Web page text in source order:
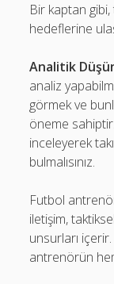
Bir kaptan gibi,
hedeflerine
Analitik
analiz
görmek ve
öneme
inceleyerek
bulmalısınız.
Futbol
iletişim,
unsurları
antrenörün hem